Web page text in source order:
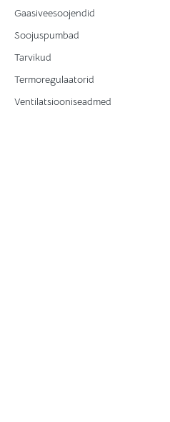
Gaasiveesoojendid
Soojuspumbad
Tarvikud
Termoregulaatorid
Ventilatsiooniseadmed